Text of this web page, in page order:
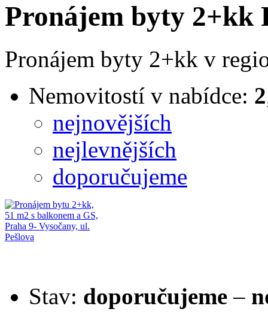
Pronájem byty 2+kk
Pronájem byty 2+kk v
Nemovitostí v nabídce: 2
nejnovějších
nejlevnějších
doporučujeme
Stav: doporučujeme –